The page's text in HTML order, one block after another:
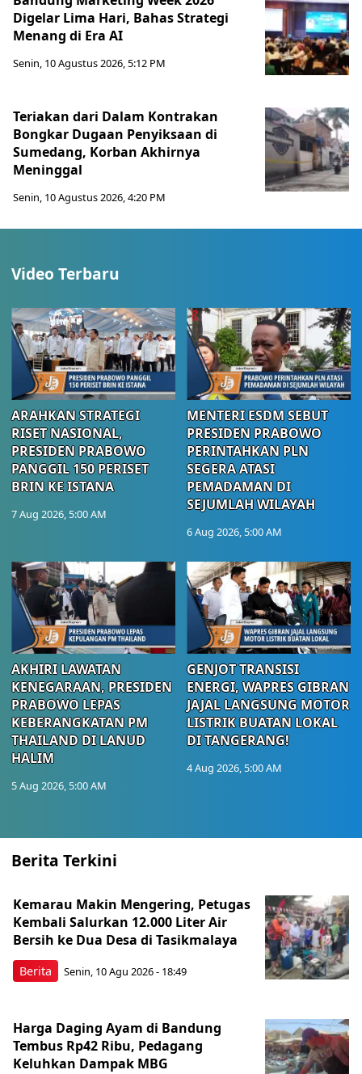
Digelar Lima Hari, Bahas Strategi
Menang di Era AI
Senin, 10 Agustus 2026, 5:12 PM
Teriakan dari Dalam Kontrakan
Bongkar Dugaan Penyiksaan di
Sumedang, Korban Akhirnya
Meninggal
Senin, 10 Agustus 2026, 4:20 PM
Video Terbaru
ARAHKAN STRATEGI
RISET NASIONAL,
PRESIDEN PRABOWO
PANGGIL 150 PERISET
BRIN KE ISTANA
7 Aug 2026, 5:00 AM
MENTERI ESDM SEBUT
PRESIDEN PRABOWO
PERINTAHKAN PLN
SEGERA ATASI
PEMADAMAN DI
SEJUMLAH WILAYAH
6 Aug 2026, 5:00 AM
AKHIRI LAWATAN
KENEGARAAN, PRESIDEN
PRABOWO LEPAS
KEBERANGKATAN PM
THAILAND DI LANUD
HALIM
5 Aug 2026, 5:00 AM
GENJOT TRANSISI
ENERGI, WAPRES GIBRAN
JAJAL LANGSUNG MOTOR
LISTRIK BUATAN LOKAL
DI TANGERANG!
4 Aug 2026, 5:00 AM
Berita Terkini
Berita
Kemarau Makin Mengering, Petugas
Kembali Salurkan 12.000 Liter Air
Bersih ke Dua Desa di Tasikmalaya
Senin, 10 Agu 2026 - 18:49
Harga Daging Ayam di Bandung
Tembus Rp42 Ribu, Pedagang
Keluhkan Dampak MBG